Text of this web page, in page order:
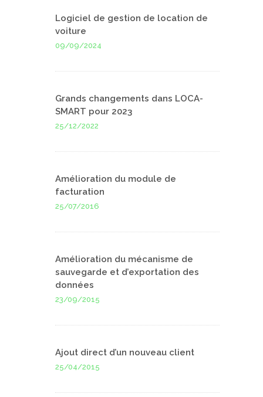
Logiciel de gestion de location de
voiture
09/09/2024
Grands changements dans LOCA-
SMART pour 2023
25/12/2022
Amélioration du module de
facturation
25/07/2016
Amélioration du mécanisme de
sauvegarde et d’exportation des
données
23/09/2015
Ajout direct d’un nouveau client
25/04/2015